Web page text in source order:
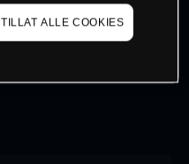
to see latest market data
TILLAT ALLE COOKIES